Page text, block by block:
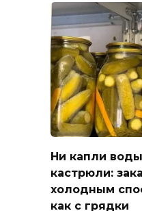
Ни капли
кастрюли:
холодным
как с грядки